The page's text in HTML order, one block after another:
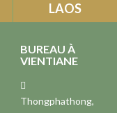
LAOS
BUREAU À
VIENTIANE
Thongphathong,